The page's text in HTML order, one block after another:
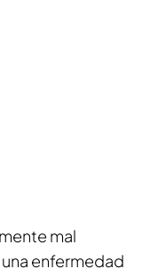
mal
una enfermedad